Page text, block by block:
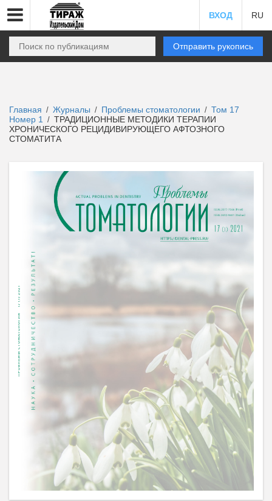
ВХОД RU
Отправить рукопись
Главная / Журналы / Проблемы стоматологии / Том 17
Номер 1
/ ТРАДИЦИОННЫЕ МЕТОДИКИ ТЕРАПИИ
ХРОНИЧЕСКОГО РЕЦИДИВИРУЮЩЕГО АФТОЗНОГО
СТОМАТИТА